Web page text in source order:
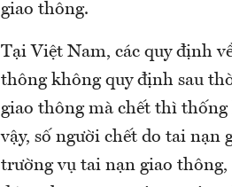
giao thông.
Tại Việt Nam, các quy định
thông không quy định sau
giao thông mà chết thì
vậy, số người chết do tai nạn
trường vụ tai nạn giao thông,